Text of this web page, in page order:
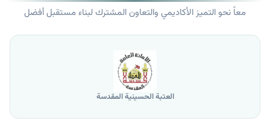
معاً نحو التميز الأكاديمي والتعاون المشترك لبناء مستقبل أفضل
العتبة الحسينية المقدسة